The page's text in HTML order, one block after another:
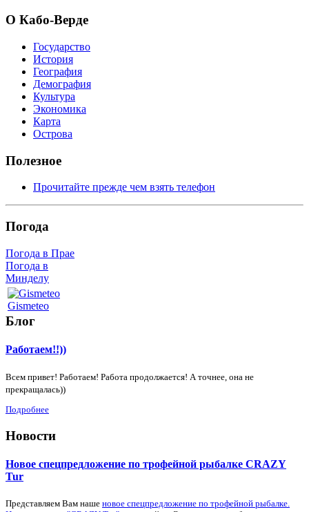
О Кабо-Верде
Государство
История
География
Демография
Культура
Экономика
Карта
Острова
Полезное
Прочитайте прежде чем взять телефон
Погода
Погода в Прае
Погода в
Минделу
Gismeteo
Блог
Работаем!!))
Всем привет! Работаем! Работа продолжается! А точнее, она не
прекращалась))
Подробнее
Новости
Новое спецпредложение по трофейной рыбалке CRAZY
Tur
Представляем Вам наше новое спецпредложение по трофейной рыбалке.